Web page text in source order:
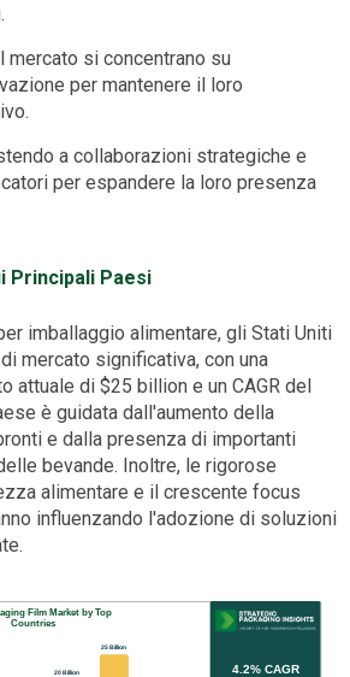
mercato si concentrano su
per mantenere il loro
a collaborazioni strategiche e
per espandere la loro presenza
Principali Paesi
imballaggio alimentare, gli Stati Uniti
mercato significativa, con una
attuale di $25 billion e un CAGR del
è guidata dall'aumento della
e dalla presenza di importanti
bevande. Inoltre, le rigorose
alimentare e il crescente focus
influenzando l'adozione di soluzioni